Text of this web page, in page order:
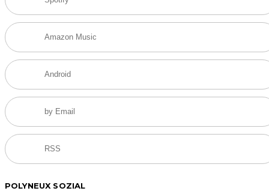
Amazon Music
Android
by Email
RSS
POLYNEUX SOZIAL